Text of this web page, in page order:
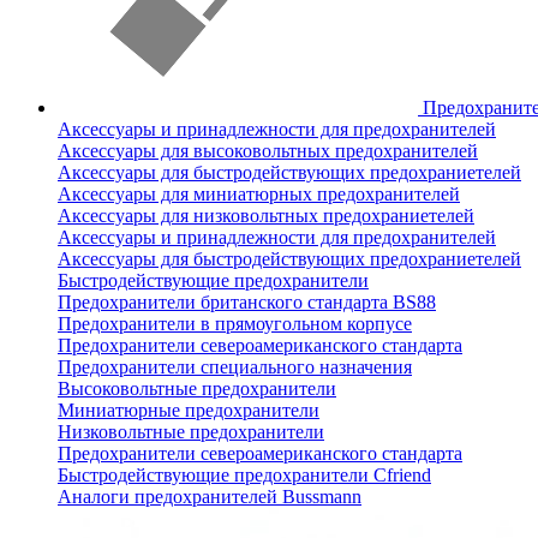
Аксессуары и принадлежности для предохранителей
Аксессуары для высоковольтных предохранителей
Аксессуары для быстродействующих предохраниетелей
Аксессуары для миниатюрных предохранителей
Аксессуары для низковольтных предохраниетелей
Аксессуары и принадлежности для предохранителей
Аксессуары для быстродействующих предохраниетелей
Быстродействующие предохранители
Предохранители британского стандарта BS88
Предохранители в прямоугольном корпусе
Предохранители североамериканского стандарта
Предохранители специального назначения
Высоковольтные предохранители
Миниатюрные предохранители
Низковольтные предохранители
Предохранители североамериканского стандарта
Быстродействующие предохранители Cfriend
Аналоги предохранителей Bussmann